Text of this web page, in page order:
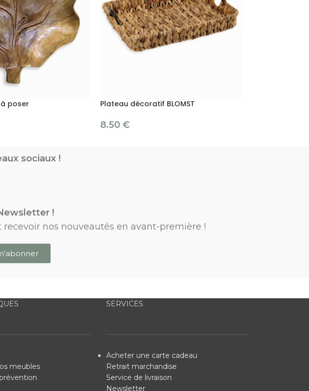
poser Plateau décoratif BLOMST
8.50 €
sociaux !
!
nos nouveautés en avant-première !
meubles
SERVICES
Acheter une carte cadeau
Retrait marchandise
Service de livraison
Newsletter